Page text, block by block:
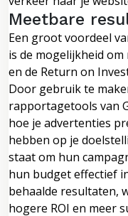
Meetbare
Een groot voordeel
is de mogelijkheid
en de Return on
Door gebruik te
rapportagetools van
hoe je advertenties
hebben op je
staat om hun
hun budget effectief
behaalde resultaten,
hogere ROI en meer